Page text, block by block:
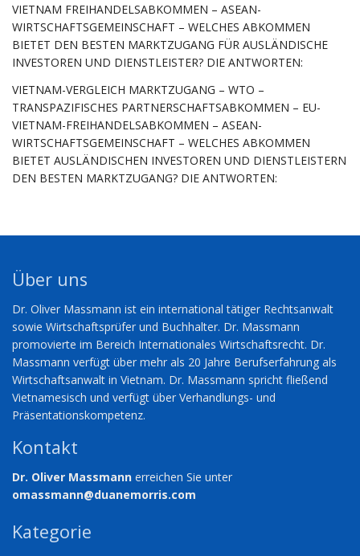
VIETNAM FREIHANDELSABKOMMEN – ASEAN-
WIRTSCHAFTSGEMEINSCHAFT – WELCHES ABKOMMEN
BIETET DEN BESTEN MARKTZUGANG FÜR AUSLÄNDISCHE
INVESTOREN UND DIENSTLEISTER? DIE ANTWORTEN:
VIETNAM-VERGLEICH MARKTZUGANG – WTO –
TRANSPAZIFISCHES PARTNERSCHAFTSABKOMMEN – EU-
VIETNAM-FREIHANDELSABKOMMEN – ASEAN-
WIRTSCHAFTSGEMEINSCHAFT – WELCHES ABKOMMEN
BIETET AUSLÄNDISCHEN INVESTOREN UND DIENSTLEISTERN
DEN BESTEN MARKTZUGANG? DIE ANTWORTEN:
Über uns
Dr. Oliver Massmann ist ein international tätiger Rechtsanwalt
sowie Wirtschaftsprüfer und Buchhalter. Dr. Massmann
promovierte im Bereich Internationales Wirtschaftsrecht. Dr.
Massmann verfügt über mehr als 20 Jahre Berufserfahrung als
Wirtschaftsanwalt in Vietnam. Dr. Massmann spricht fließend
Vietnamesisch und verfügt über Verhandlungs- und
Präsentationskompetenz.
Kontakt
Dr. Oliver Massmann erreichen Sie unter
omassmann@duanemorris.com
Kategorie